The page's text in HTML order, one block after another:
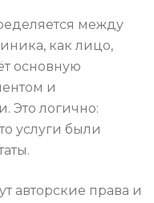
между
как лицо,
основную
и
Это логично:
услуги были
авторские права и